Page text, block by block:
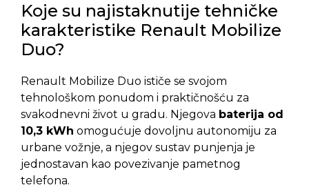
Koje su najistaknutije tehničke
karakteristike Renault Mobilize
Duo?
Renault Mobilize Duo ističe se svojom
tehnološkom ponudom i praktičnošću za
svakodnevni život u gradu. Njegova baterija od
10,3 kWh omogućuje dovoljnu autonomiju za
urbane vožnje, a njegov sustav punjenja je
jednostavan kao povezivanje pametnog
telefona.